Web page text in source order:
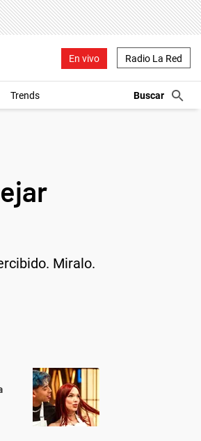
En vivo Radio La Red
Trends
Miralo.